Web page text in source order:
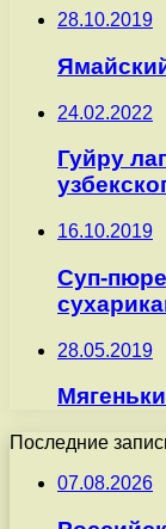
28.10.2019
24.02.2022
Гуйру
16.10.2019
Суп-
28.05.2019
Последние
07.08.2026